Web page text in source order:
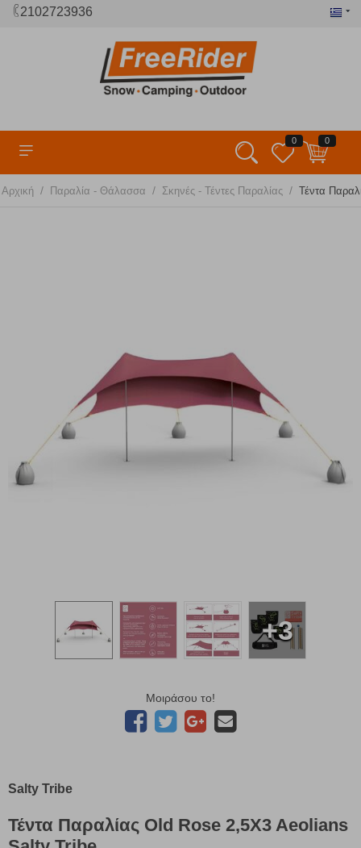
2102723936
0 0
Αρχική / Παραλία - Θάλασσα / Σκηνές - Τέντες Παραλίας / Τέντα
+3
Μοιράσου το!
Salty Tribe
Τέντα Παραλίας Old Rose 2,5X3 Aeolians